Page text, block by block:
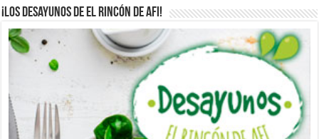
¡Los desayunos de El Rincón de Afi!